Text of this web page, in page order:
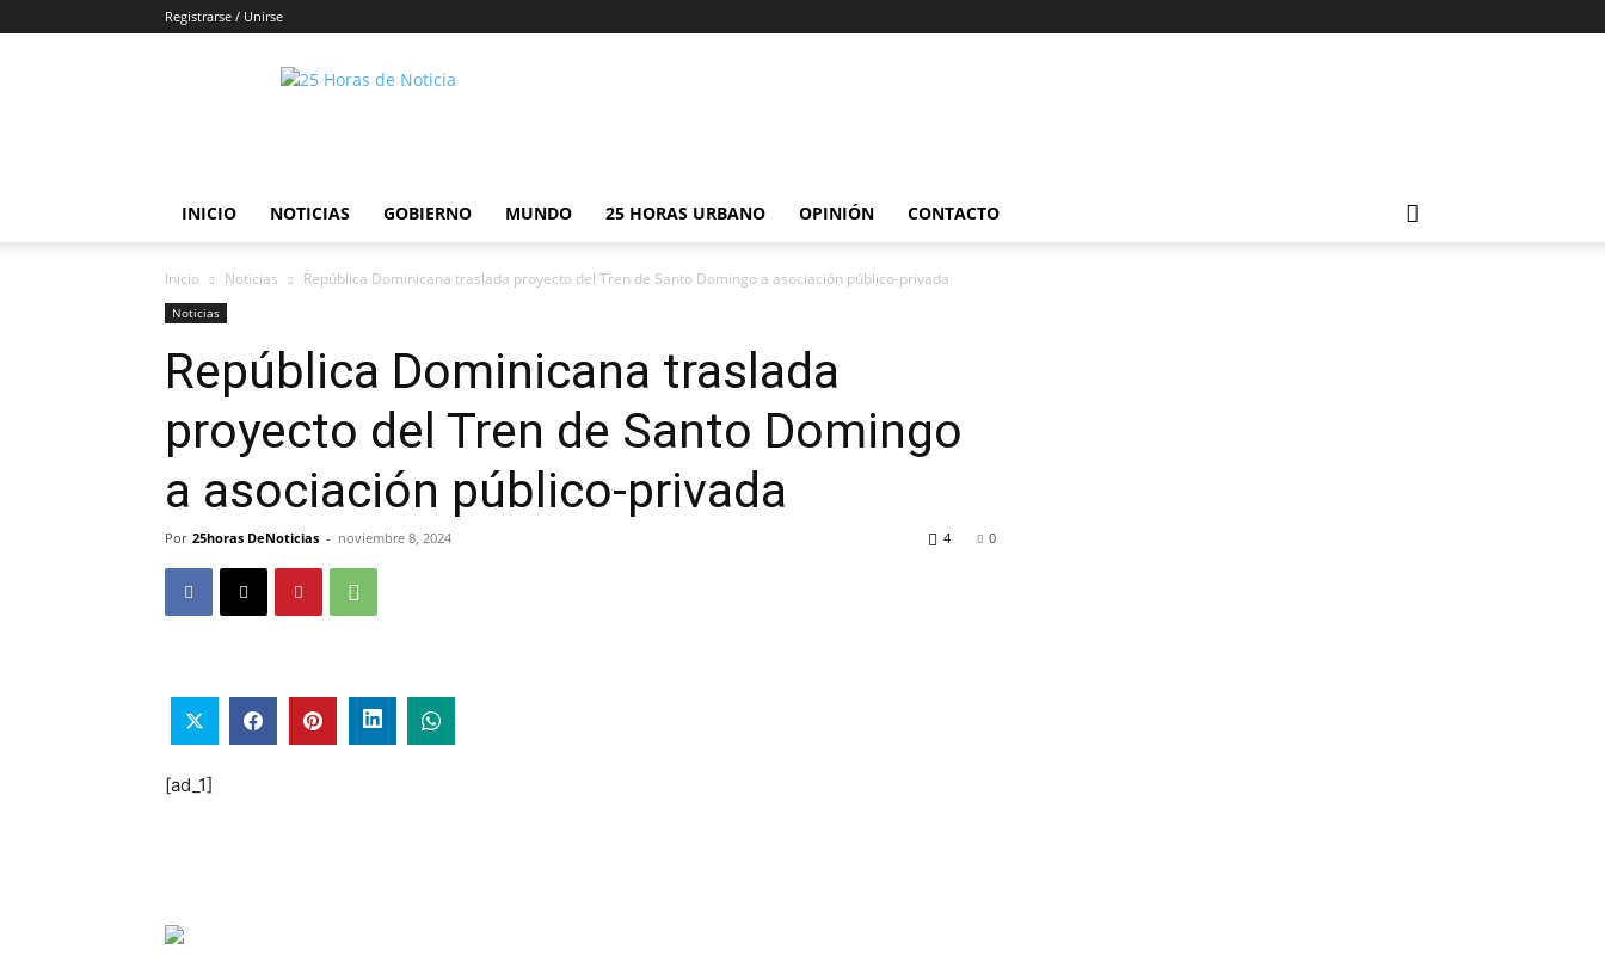
Registrarse / Unirse
25horasdenoticias
INICIO NOTICIAS GOBIERNO MUNDO 25 HORAS URBANO OPINIÓN CONTACTO
Inicio Noticias República Dominicana traslada proyecto del Tren de Santo Domingo a asociación público-privada
Noticias
República Dominicana traslada
proyecto del Tren de Santo Domingo
a asociación público-privada
Por 25horas DeNoticias - noviembre 8, 2024 0
4
[ad_1]